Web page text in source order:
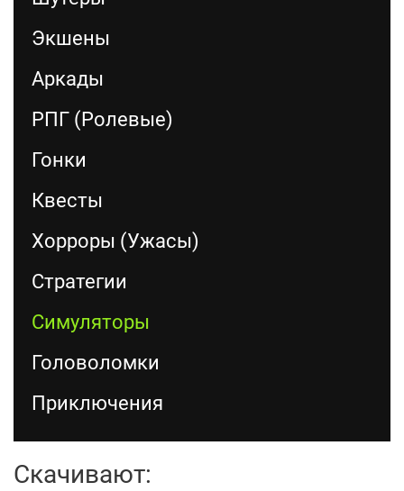
Экшены
Аркады
РПГ (Ролевые)
Гонки
Квесты
Хорроры (Ужасы)
Стратегии
Симуляторы
Головоломки
Приключения
Скачивают: